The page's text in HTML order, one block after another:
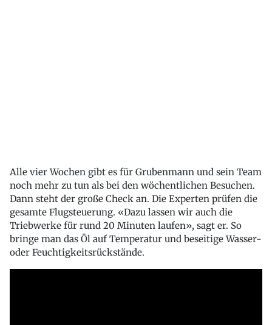
Alle vier Wochen gibt es für Grubenmann und sein Team
noch mehr zu tun als bei den wöchentlichen Besuchen.
Dann steht der große Check an. Die Experten prüfen die
gesamte Flugsteuerung. «Dazu lassen wir auch die
Triebwerke für rund 20 Minuten laufen», sagt er. So
bringe man das Öl auf Temperatur und beseitige Wasser-
oder Feuchtigkeitsrückstände.